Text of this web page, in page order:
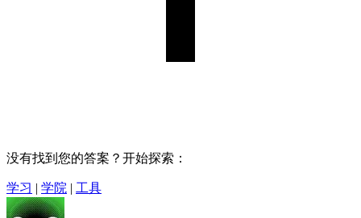
没有找到您的答案？开始探索：
学习 | 学院 | 工具